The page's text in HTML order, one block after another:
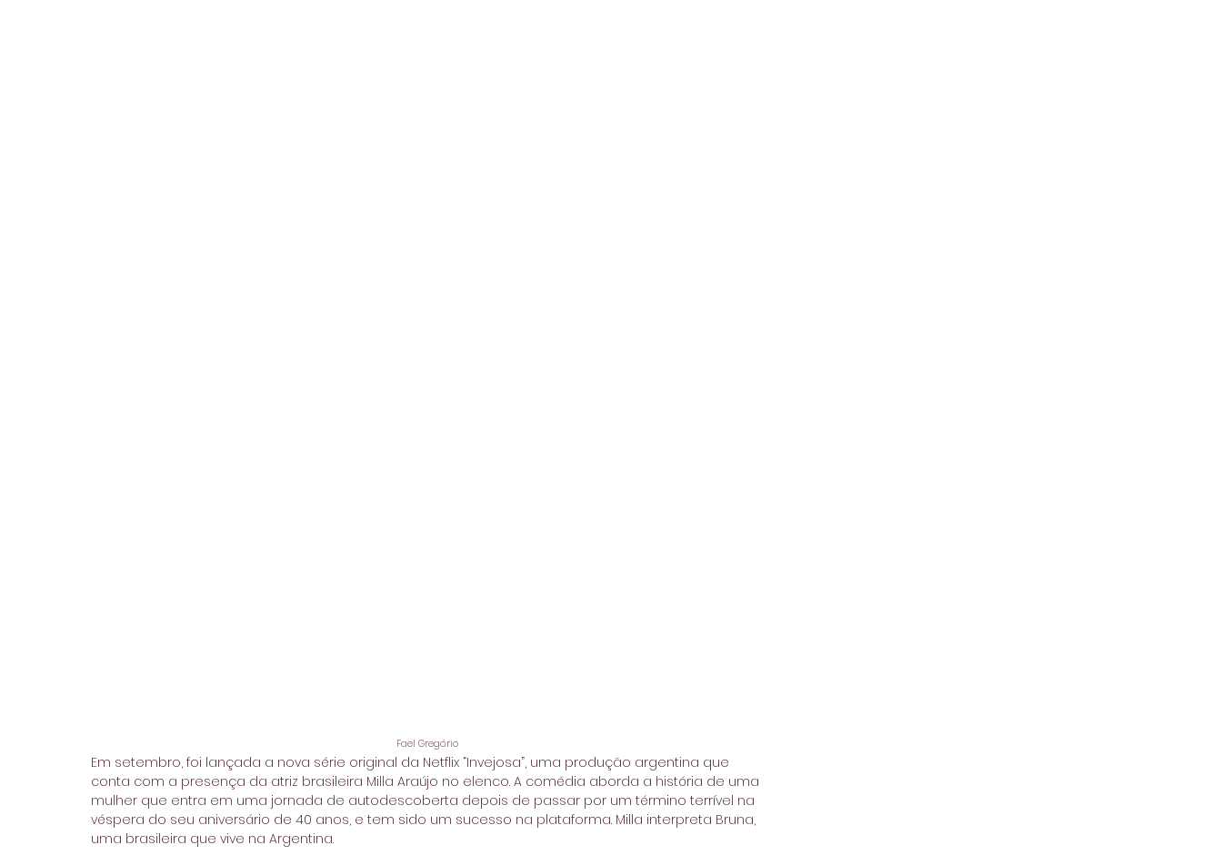
Fael Gregório
Em setembro, foi lançada a nova série original da Netflix “Invejosa”, uma produção argentina que
conta com a presença da atriz brasileira Milla Araújo no elenco. A comédia aborda a história de uma
mulher que entra em uma jornada de autodescoberta depois de passar por um término terrível na
véspera do seu aniversário de 40 anos, e tem sido um sucesso na plataforma. Milla interpreta Bruna,
uma brasileira que vive na Argentina.